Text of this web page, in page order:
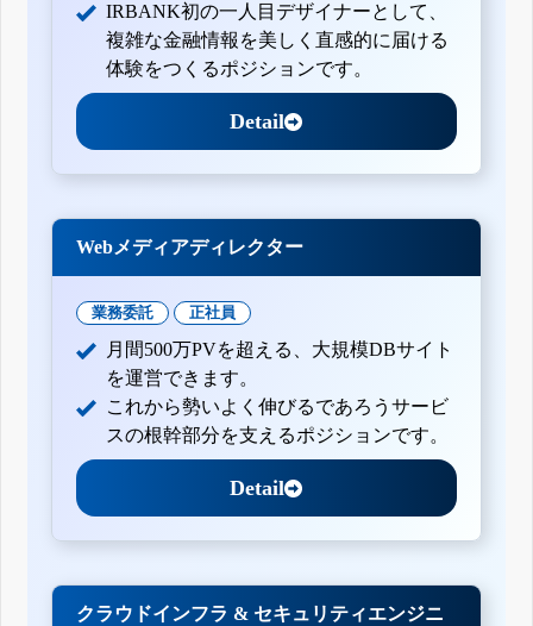
IRBANK初の一人目デザイナーとして、
複雑な金融情報を美しく直感的に届ける
体験をつくるポジションです。
Detail
Webメディアディレクター
業務委託 正社員
月間500万PVを超える、大規模DBサイト
を運営できます。
これから勢いよく伸びるであろうサービ
スの根幹部分を支えるポジションです。
Detail
クラウドインフラ & セキュリティエンジニ